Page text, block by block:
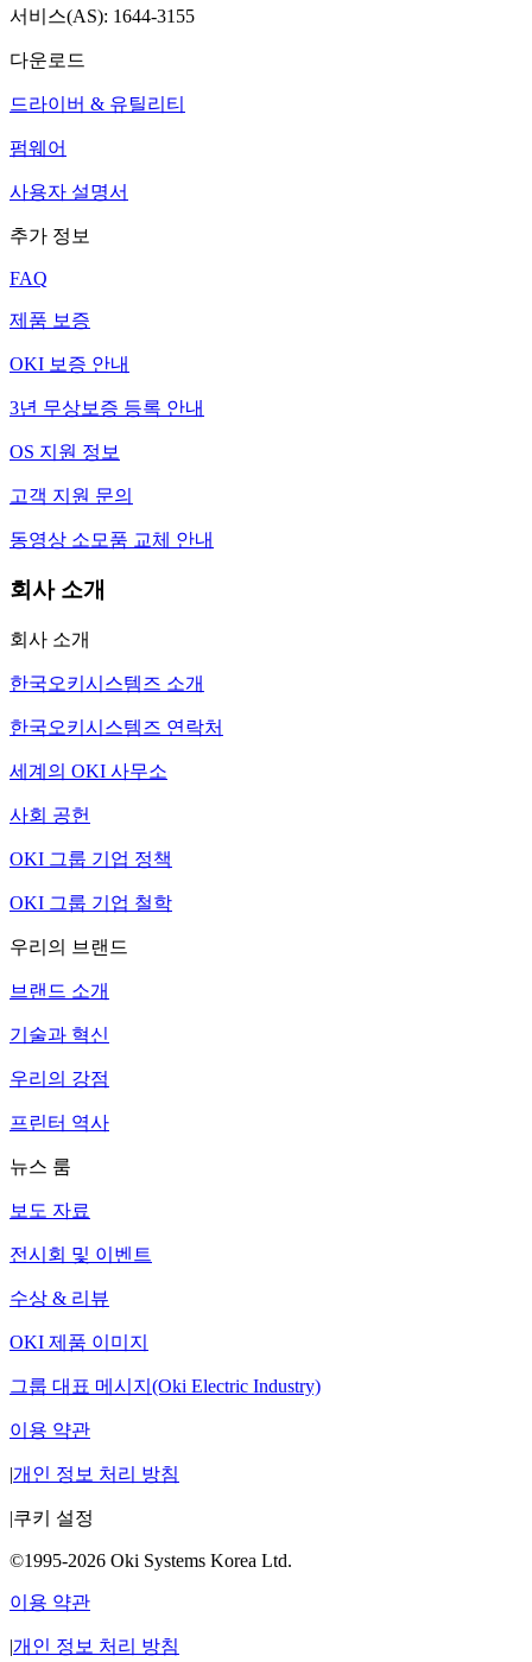
서비스(AS): 1644-3155
다운로드
드라이버 & 유틸리티
펌웨어
사용자 설명서
추가 정보
FAQ
제품 보증
OKI 보증 안내
3년 무상보증 등록 안내
OS 지원 정보
고객 지원 문의
동영상 소모품 교체 안내
회사 소개
회사 소개
한국오키시스템즈 소개
한국오키시스템즈 연락처
세계의 OKI 사무소
사회 공헌
OKI 그룹 기업 정책
OKI 그룹 기업 철학
우리의 브랜드
브랜드 소개
기술과 혁신
우리의 강점
프린터 역사
뉴스 룸
보도 자료
전시회 및 이벤트
수상 & 리뷰
OKI 제품 이미지
그룹 대표 메시지(Oki Electric Industry)
이용 약관
|개인 정보 처리 방침
|쿠키 설정
©1995-2026 Oki Systems Korea Ltd.
이용 약관
|개인 정보 처리 방침